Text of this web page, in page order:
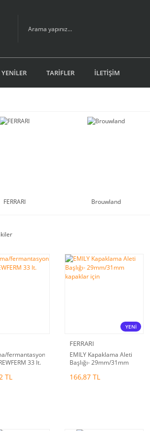
YENİLER TARİFLER İLETİŞİM
FERRARI Brouwland
fermantasyon
33 lt.
TL
YENİ
FERRARI
EMILY Kapaklama Aleti
Başlığı- 29mm/31mm
166,87 TL